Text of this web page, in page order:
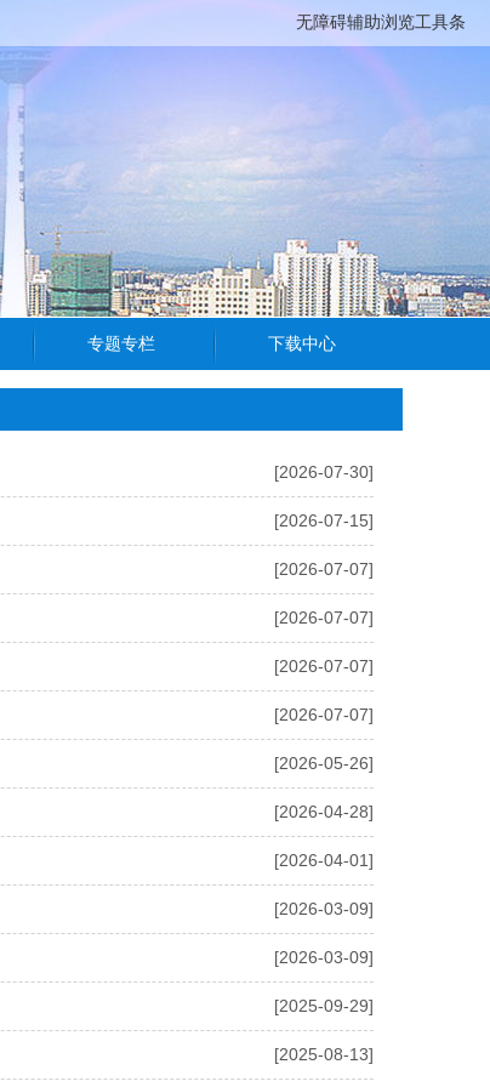
无障碍辅助浏览工具条
[2026-07-30]
[2026-07-15]
[2026-07-07]
[2026-07-07]
[2026-07-07]
[2026-07-07]
[2026-05-26]
[2026-04-28]
[2026-04-01]
[2026-03-09]
[2026-03-09]
[2025-09-29]
[2025-08-13]